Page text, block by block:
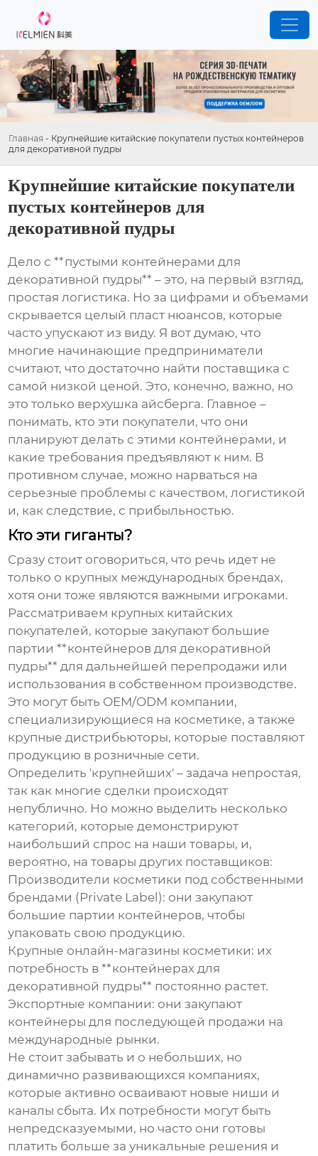
Главная - Крупнейшие китайские покупатели пустых контейнеров
для декоративной пудры
Крупнейшие китайские покупатели
пустых контейнеров для
декоративной пудры
Дело с **пустыми контейнерами для
декоративной пудры** – это, на первый взгляд,
простая логистика. Но за цифрами и объемами
скрывается целый пласт нюансов, которые
часто упускают из виду. Я вот думаю, что
многие начинающие предприниматели
считают, что достаточно найти поставщика с
самой низкой ценой. Это, конечно, важно, но
это только верхушка айсберга. Главное –
понимать, кто эти покупатели, что они
планируют делать с этими контейнерами, и
какие требования предъявляют к ним. В
противном случае, можно нарваться на
серьезные проблемы с качеством, логистикой
и, как следствие, с прибыльностью.
Кто эти гиганты?
Сразу стоит оговориться, что речь идет не
только о крупных международных брендах,
хотя они тоже являются важными игроками.
Рассматриваем крупных китайских
покупателей, которые закупают большие
партии **контейнеров для декоративной
пудры** для дальнейшей перепродажи или
использования в собственном производстве.
Это могут быть OEM/ODM компании,
специализирующиеся на косметике, а также
крупные дистрибьюторы, которые поставляют
продукцию в розничные сети.
Определить 'крупнейших' – задача непростая,
так как многие сделки происходят
непублично. Но можно выделить несколько
категорий, которые демонстрируют
наибольший спрос на наши товары, и,
вероятно, на товары других поставщиков:
Производители косметики под собственными
брендами (Private Label): они закупают
большие партии контейнеров, чтобы
упаковать свою продукцию.
Крупные онлайн-магазины косметики: их
потребность в **контейнерах для
декоративной пудры** постоянно растет.
Экспортные компании: они закупают
контейнеры для последующей продажи на
международные рынки.
Не стоит забывать и о небольших, но
динамично развивающихся компаниях,
которые активно осваивают новые ниши и
каналы сбыта. Их потребности могут быть
непредсказуемыми, но часто они готовы
платить больше за уникальные решения и